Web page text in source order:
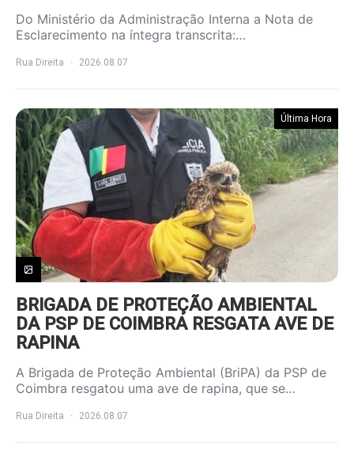
Do Ministério da Administração Interna a Nota de
Esclarecimento na íntegra transcrita:…
Rua Direita 2026.08.07
Última Hora
BRIGADA DE PROTEÇÃO AMBIENTAL
DA PSP DE COIMBRA RESGATA AVE DE
RAPINA
A Brigada de Proteção Ambiental (BriPA) da PSP de
Coimbra resgatou uma ave de rapina, que se…
Rua Direita 2026.08.07